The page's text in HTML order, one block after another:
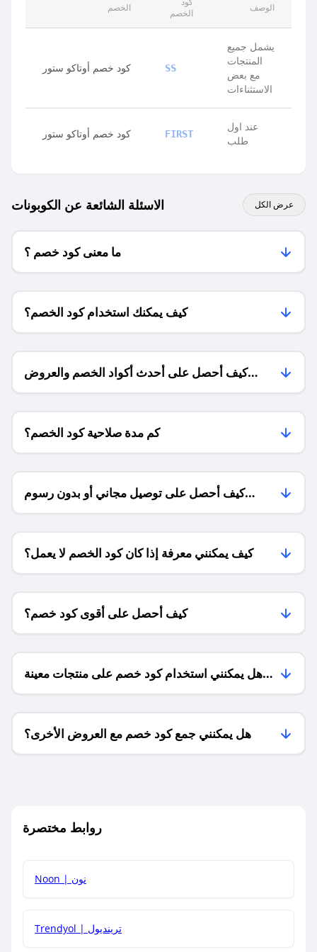
الخصم
الخصم
الوصف
كود خصم أوتاكو ستور SS
يشمل جميع
المنتجات
مع بعض
الاستثناءات
كود خصم أوتاكو ستور FIRST
عند اول
طلب
الاسئلة الشائعة عن الكوبونات عرض الكل
ما معنى كود خصم ؟
كيف يمكنك استخدام كود الخصم؟
كيف أحصل على أحدث أكواد الخصم والعروض
للمتاجر؟
كم مدة صلاحية كود الخصم؟
كيف أحصل على توصيل مجاني أو بدون رسوم
الشحن ؟
كيف يمكنني معرفة إذا كان كود الخصم لا يعمل؟
كيف أحصل على أقوى كود خصم؟
هل يمكنني استخدام كود خصم على منتجات معينة
فقط؟
هل يمكنني جمع كود خصم مع العروض الأخرى؟
روابط مختصرة
Noon | نون
Trendyol | ترينديول